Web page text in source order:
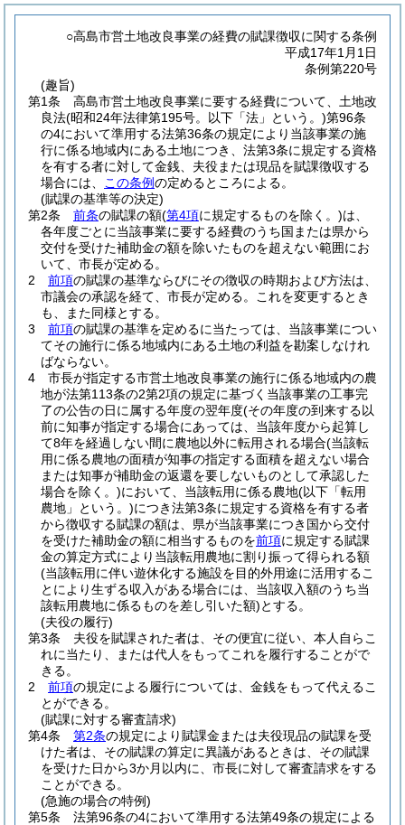
○高島市営土地改良事業の経費の賦課徴収に関する条例
平成17年1月1日
条例第220号
(趣旨)
第1条
高島市営土地改良事業に要する経費について、土地改
良法(昭和24年法律第195号。以下「法」という。)第96条
の4において準用する法第36条の規定により当該事業の施
行に係る地域内にある土地につき、法第3条に規定する資格
を有する者に対して金銭、夫役または現品を賦課徴収する
場合には、
この条例の定めるところによる。
(賦課の基準等の決定)
第2条
前条の賦課の額(第4項に規定するものを除く。)は、
各年度ごとに当該事業に要する経費のうち国または県から
交付を受けた補助金の額を除いたものを超えない範囲にお
いて、市長が定める。
2
前項の賦課の基準ならびにその徴収の時期および方法は、
市議会の承認を経て、市長が定める。
これを変更するとき
も、また同様とする。
3
前項の賦課の基準を定めるに当たっては、当該事業につい
てその施行に係る地域内にある土地の利益を勘案しなけれ
ばならない。
4
市長が指定する市営土地改良事業の施行に係る地域内の農
地が法第113条の2第2項の規定に基づく当該事業の工事完
了の公告の日に属する年度の翌年度(その年度の到来する以
前に知事が指定する場合にあっては、当該年度から起算し
て8年を経過しない間に農地以外に転用される場合(当該転
用に係る農地の面積が知事の指定する面積を超えない場合
または知事が補助金の返還を要しないものとして承認した
場合を除く。)において、当該転用に係る農地(以下「転用
農地」という。)につき法第3条に規定する資格を有する者
から徴収する賦課の額は、県が当該事業につき国から交付
を受けた補助金の額に相当するものを前項に規定する賦課
金の算定方式により当該転用農地に割り振って得られる額
(当該転用に伴い遊休化する施設を目的外用途に活用するこ
とにより生ずる収入がある場合には、当該収入額のうち当
該転用農地に係るものを差し引いた額)とする。
(夫役の履行)
第3条
夫役を賦課された者は、その便宜に従い、本人自らこ
れに当たり、または代人をもってこれを履行することがで
きる。
2
前項の規定による履行については、金銭をもって代えるこ
とができる。
(賦課に対する審査請求)
第4条
第2条の規定により賦課金または夫役現品の賦課を受
けた者は、その賦課の算定に異議があるときは、その賦課
を受けた日から3か月以内に、市長に対して審査請求をする
ことができる。
(急施の場合の特例)
第5条
法第96条の4において準用する法第49条の規定による